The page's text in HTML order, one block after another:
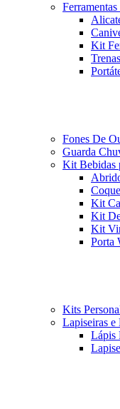
Kit
Fones De
Guarda
Kit Bebidas
Kit
Kit
Kit
Porta
Kits
Lapiseiras e
Lápis